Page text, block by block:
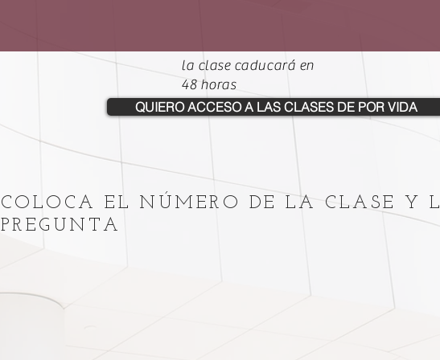
la clase caducará en
48 horas
QUIERO ACCESO A LAS CLASES DE POR VIDA
COLOCA EL NÚMERO DE LA CLASE Y
PREGUNTA